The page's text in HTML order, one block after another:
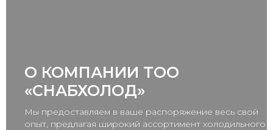
О КОМПАНИИ ТОО
«СНАБХОЛОД»‎
Мы предоставляем в ваше распоряжение весь свой
опыт, предлагая широкий ассортимент холодильного